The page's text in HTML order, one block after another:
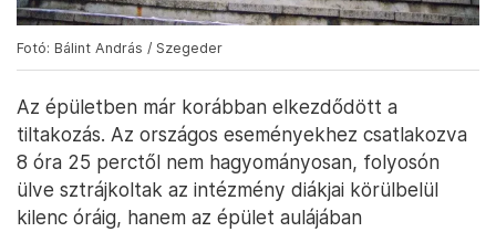
Fotó: Bálint András / Szegeder
Az épületben már korábban elkezdődött a
tiltakozás. Az országos eseményekhez csatlakozva
8 óra 25 perctől nem hagyományosan, folyosón
ülve sztrájkoltak az intézmény diákjai körülbelül
kilenc óráig, hanem az épület aulájában